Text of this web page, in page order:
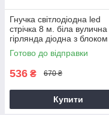
Гнучка світлодіодна led
стрічка 8 м. біла вулична
гірлянда діодна з блоком
живлення 220 В
Готово до відправки
536 ₴ 670 ₴
Купити